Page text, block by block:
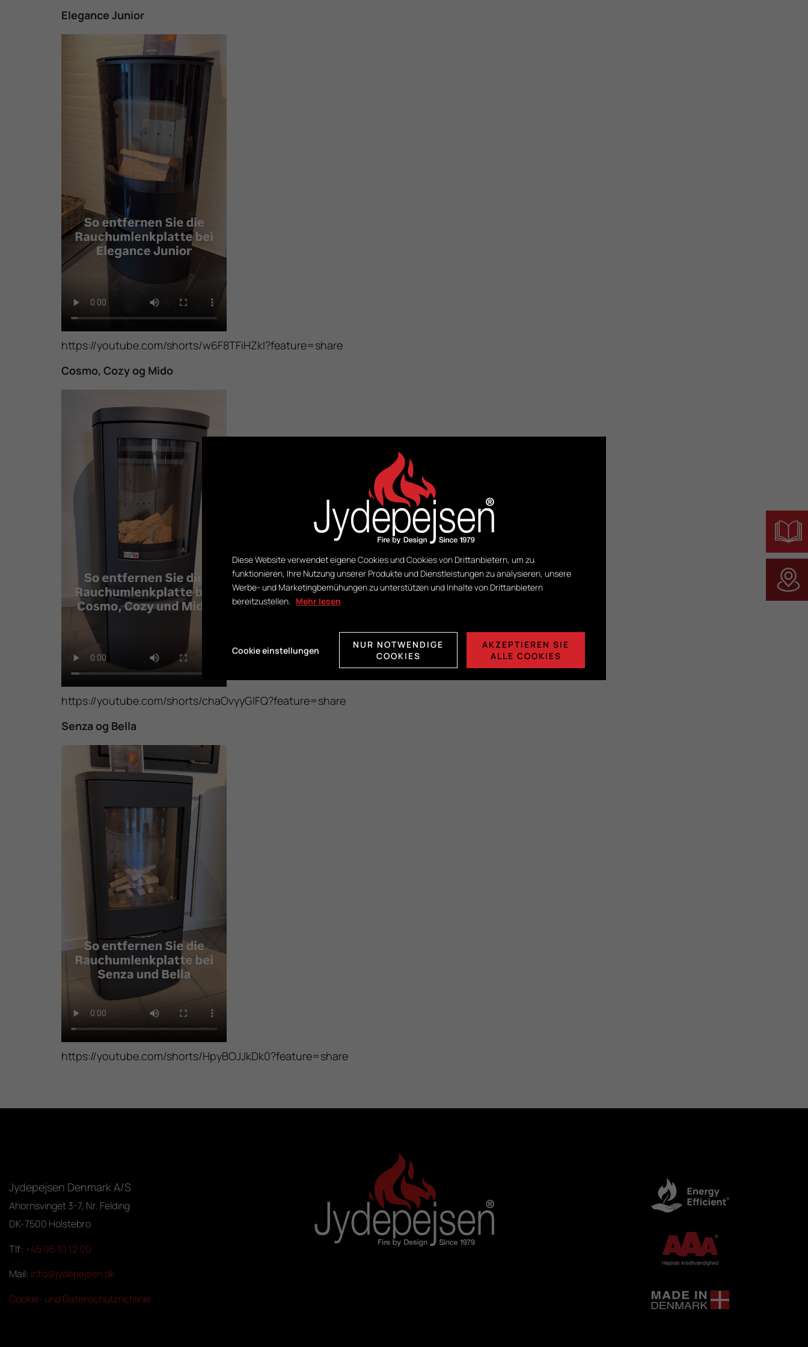
Elegance Junior
https://youtube.com/shorts/w6F8TFiHZkI?feature=share
Cosmo, Cozy og Mido
https://youtube.com/shorts/chaOvyyGIFQ?feature=share
Senza og Bella
https://youtube.com/shorts/HpyBOJJkDk0?feature=share
Jydepejsen Denmark A/S
Ahornsvinget 3-7, Nr. Felding
DK-7500 Holstebro
Tlf: +45 96 10 12 00
Mail: info@jydepejsen.dk
Cookie- und Datenschutzrichlinie
Diese Website verwendet eigene Cookies und Cookies von Drittanbietern, um zu
funktionieren, Ihre Nutzung unserer Produkte und Dienstleistungen zu analysieren, unsere
Werbe- und Marketingbemühungen zu unterstützen und Inhalte von Drittanbietern
bereitzustellen. Mehr lesen
Cookie einstellungen
NUR NOTWENDIGE
COOKIES
AKZEPTIEREN SIE
ALLE COOKIES